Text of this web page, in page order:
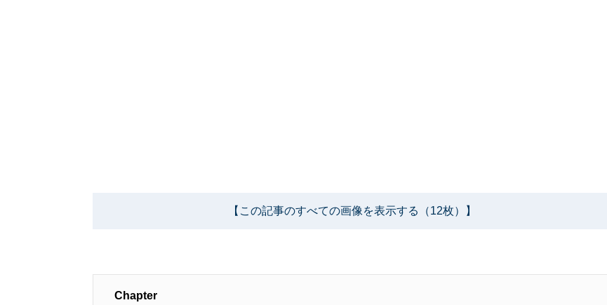
【この記事のすべての画像を表示する（12枚）】
Chapter